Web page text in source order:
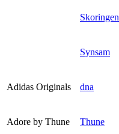
Skoringen
Synsam
Adidas Originals dna
Adore by Thune Thune